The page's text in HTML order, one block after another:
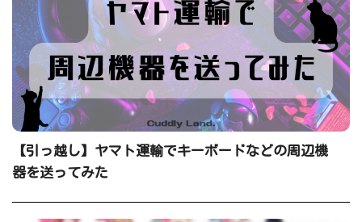
【引っ越し】ヤマト運輸でキーボードなどの周辺機
器を送ってみた